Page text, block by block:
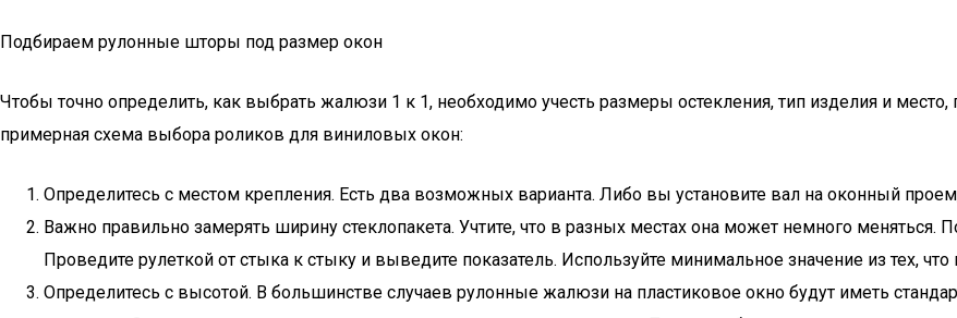
Подбираем рулонные шторы под размер окон
Чтобы точно определить, как выбрать жалюзи 1 к 1, необходимо учесть размеры остекления, тип изделия и
примерная схема выбора роликов для виниловых окон:
Определитесь с местом крепления. Есть два возможных варианта. Либо вы установите вал на оконный
Важно правильно замерять ширину стеклопакета. Учтите, что в разных местах она может немного меняться.
Проведите рулеткой от стыка к стыку и выведите показатель. Используйте минимальное значение из тех, что
Определитесь с высотой. В большинстве случаев рулонные жалюзи на пластиковое окно будут иметь